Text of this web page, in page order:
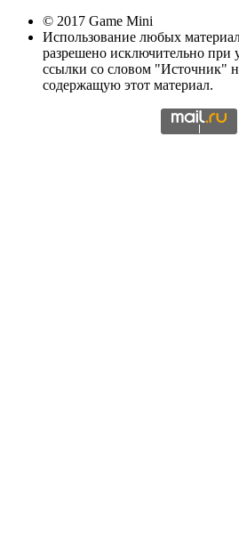
© 2017 Game Mini
Использование любых
разрешено исключительно при
ссылки со словом "Источник"
содержащую этот материал.